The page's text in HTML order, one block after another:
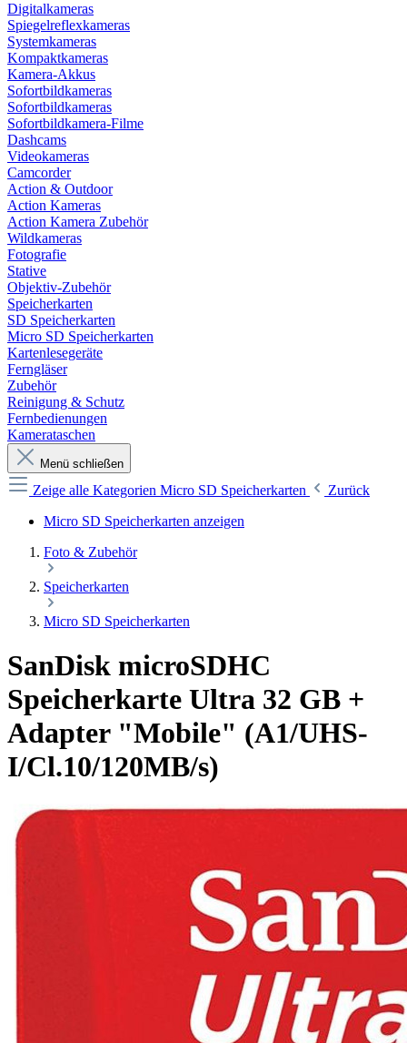
Digitalkameras
Spiegelreflexkameras
Systemkameras
Kompaktkameras
Kamera-Akkus
Sofortbildkameras
Sofortbildkameras
Sofortbildkamera-Filme
Dashcams
Videokameras
Camcorder
Action & Outdoor
Action Kameras
Action Kamera Zubehör
Wildkameras
Fotografie
Stative
Objektiv-Zubehör
Speicherkarten
SD Speicherkarten
Micro SD Speicherkarten
Kartenlesegeräte
Ferngläser
Zubehör
Reinigung & Schutz
Fernbedienungen
Kamerataschen
Menü schließen
Zeige alle Kategorien Micro SD Speicherkarten
Zurück
Micro SD Speicherkarten anzeigen
Foto & Zubehör
Speicherkarten
Micro SD Speicherkarten
SanDisk microSDHC
Speicherkarte Ultra 32 GB +
Adapter "Mobile" (A1/UHS-
I/Cl.10/120MB/s)